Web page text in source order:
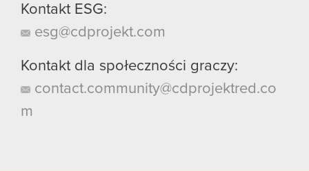
Kontakt ESG:
esg@cdprojekt.com
Kontakt dla społeczności graczy:
contact.community@cdprojektred.co
m